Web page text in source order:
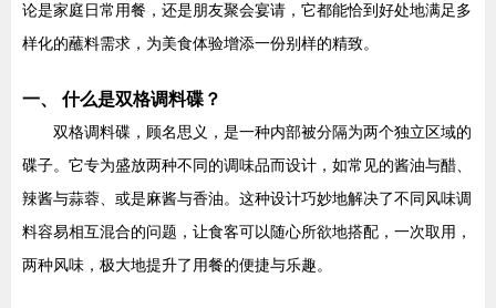
论是家庭日常用餐，还是朋友聚会宴请，它都能恰到好处地满足多
样化的蘸料需求，为美食体验增添一份别样的精致。
一、 什么是双格调料碟？
双格调料碟，顾名思义，是一种内部被分隔为两个独立区域的
碟子。它专为盛放两种不同的调味品而设计，如常见的酱油与醋、
辣酱与蒜蓉、或是麻酱与香油。这种设计巧妙地解决了不同风味调
料容易相互混合的问题，让食客可以随心所欲地搭配，一次取用，
两种风味，极大地提升了用餐的便捷与乐趣。